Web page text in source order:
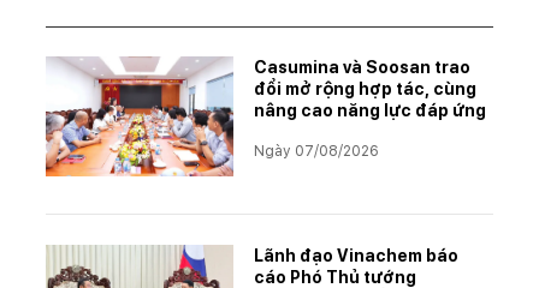
Casumina và Soosan trao
đổi mở rộng hợp tác, cùng
nâng cao năng lực đáp ứng
Ngày 07/08/2026
Lãnh đạo Vinachem báo
cáo Phó Thủ tướng